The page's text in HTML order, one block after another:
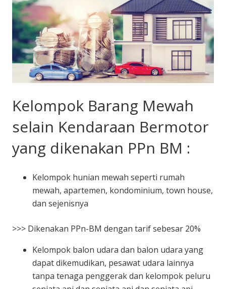
Kelompok Barang Mewah
selain Kendaraan Bermotor
yang dikenakan PPn BM :
Kelompok hunian mewah seperti rumah
mewah, apartemen, kondominium, town house,
dan sejenisnya
>>> Dikenakan PPn-BM dengan tarif sebesar 20%
Kelompok balon udara dan balon udara yang
dapat dikemudikan, pesawat udara lainnya
tanpa tenaga penggerak dan kelompok peluru